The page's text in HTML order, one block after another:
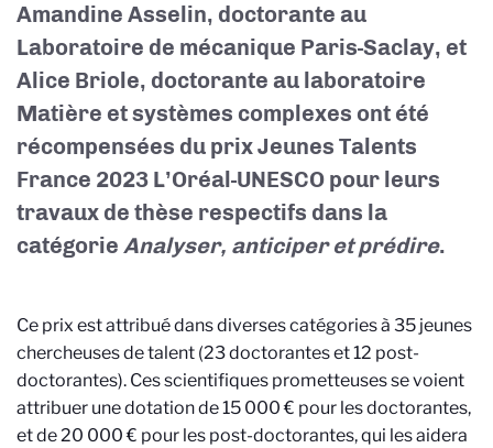
Amandine Asselin, doctorante au
Laboratoire de mécanique Paris-Saclay, et
Alice Briole, doctorante au laboratoire
Matière et systèmes complexes ont été
récompensées du prix Jeunes Talents
France 2023 L’Oréal-UNESCO pour leurs
travaux de thèse respectifs dans la
catégorie Analyser, anticiper et prédire.
Ce prix est attribué dans diverses catégories à 35 jeunes
chercheuses de talent (23 doctorantes et 12 post-
doctorantes). Ces scientifiques prometteuses se voient
attribuer une dotation de 15 000 € pour les doctorantes,
et de 20 000 € pour les post-doctorantes, qui les aidera